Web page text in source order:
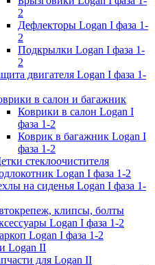
2
Дефлекторы Logan I фаза 1-
2
Подкрылки Logan I фаза 1-
2
двигателя Logan I фаза 1-
в салон и багажник
Коврики в салон Logan I
фаза 1-2
Коврик в багажник Logan I
фаза 1-2
стеклоочистителя
Logan I фаза 1-2
на сиденья Logan I фаза 1-
клипсы, болты
Logan I фаза 1-2
Logan I фаза 1-2
Logan II
для Logan II